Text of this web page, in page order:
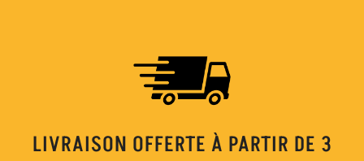
LIVRAISON OFFERTE À PARTIR DE 3